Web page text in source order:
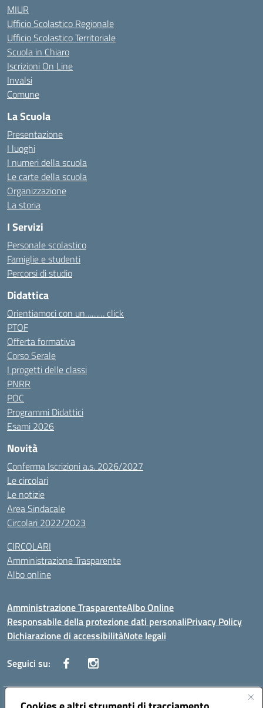
MIUR
Ufficio Scolastico Regionale
Ufficio Scolastico Territoriale
Scuola in Chiaro
Iscrizioni On Line
Invalsi
Comune
La Scuola
Presentazione
I luoghi
I numeri della scuola
Le carte della scuola
Organizzazione
La storia
I Servizi
Personale scolastico
Famiglie e studenti
Percorsi di studio
Didattica
Orientiamoci con un……… click
PTOF
Offerta formativa
Corso Serale
I progetti delle classi
PNRR
POC
Programmi Didattici
Esami 2026
Novità
Conferma Iscrizioni a.s. 2026/2027
Le circolari
Le notizie
Area Sindacale
Circolari 2022/2023
CIRCOLARI
Amministrazione Trasparente
Albo online
Amministrazione TrasparenteAlbo Online
Responsabile della protezione dati personaliPrivacy Policy
Dichiarazione di accessibilitàNote legali
Seguici su:
Indirizzo:Corso Vittorio Emanuele, 27 90133 - Palermo